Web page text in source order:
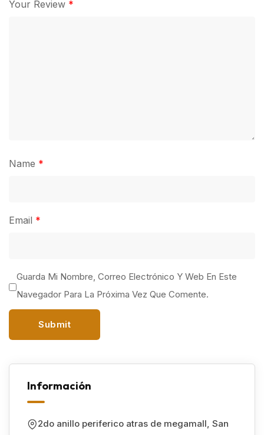
Your Review *
Name *
Email *
Guarda Mi Nombre, Correo Electrónico Y Web En Este
Navegador Para La Próxima Vez Que Comente.
Información
2do anillo periferico atras de megamall, San